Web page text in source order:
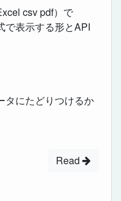
csv pdf）で
で表示する形とAPI
タにたどりつけるか
Read